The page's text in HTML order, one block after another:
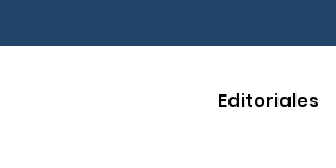
Editoriales